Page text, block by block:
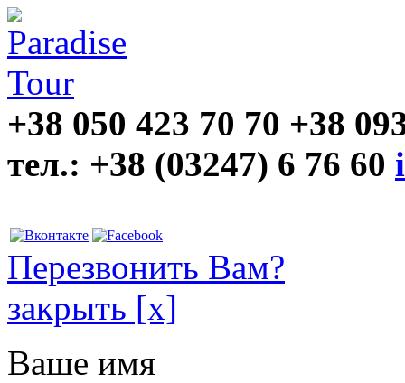
+38 050 423 70 70 +38
тел.: +38 (03247) 6 76 60
Перезвонить Вам?
закрыть [х]
Ваше имя